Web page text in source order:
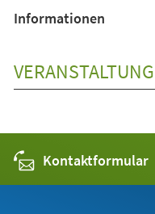
Informationen
Kontaktformular